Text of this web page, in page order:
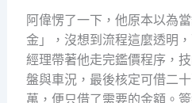
阿偉愣了一下，他原本以為
金」，沒想到流程這麼透明
經理帶著他走完鑑價程序，
盤與車況，最後核定可借二
萬，便只借了需要的金額。